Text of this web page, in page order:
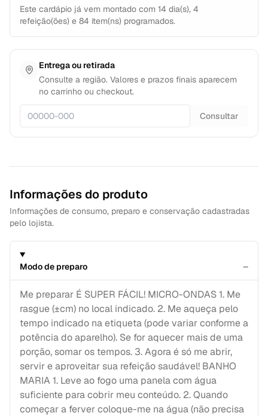
Este cardápio já vem montado com 14 dia(s), 4
refeição(ões) e 84 item(ns) programados.
Entrega ou retirada
Consulte a região. Valores e prazos finais aparecem
no carrinho ou checkout.
Consultar
Informações do produto
Informações de consumo, preparo e conservação cadastradas
pelo lojista.
Modo de preparo −
Me preparar É SUPER FÁCIL! MICRO-ONDAS 1. Me
rasgue (±cm) no local indicado. 2. Me aqueça pelo
tempo indicado na etiqueta (pode variar conforme a
potência do aparelho). Se for aquecer mais de uma
porção, somar os tempos. 3. Agora é só me abrir,
servir e aproveitar sua refeição saudável! BANHO
MARIA 1. Leve ao fogo uma panela com água
suficiente para cobrir meu conteúdo. 2. Quando
começar a ferver coloque-me na água (não precisa